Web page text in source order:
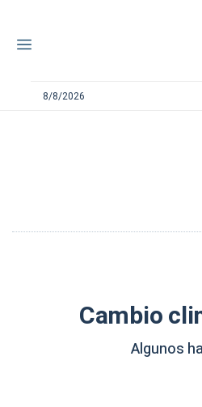
8/8/2026
Cambio
Algunos